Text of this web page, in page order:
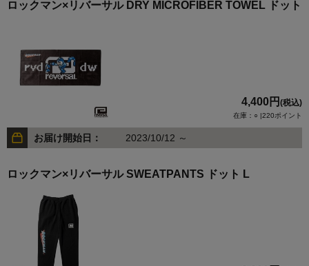
ロックマン×リバーサル DRY MICROFIBER TOWEL ドット
4,400円 (税込)
在庫：○ |220ポイント
お届け開始日： 2023/10/12 ～
ロックマン×リバーサル SWEATPANTS ドット L